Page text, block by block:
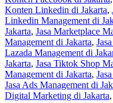
Konten Linkedin di Jakarta,
Linkedin Management di
Jakarta, Jasa Marketplace
Management di Jakarta,
Lazada Management di
Jakarta, Jasa Tiktok Shop
Management di Jakarta,
Jasa Ads Management di
Digital Marketing di Jakarta,